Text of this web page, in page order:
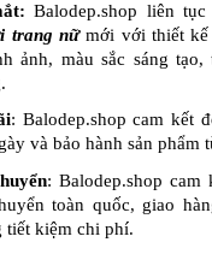
Balodep.shop liên
trang nữmới với thiết kế
ảnh, màu sắc sáng
: Balodep.shop cam kết
và bảo hành sản phẩm
: Balodep.shop cam
toàn quốc, giao
tiết kiệm chi phí.